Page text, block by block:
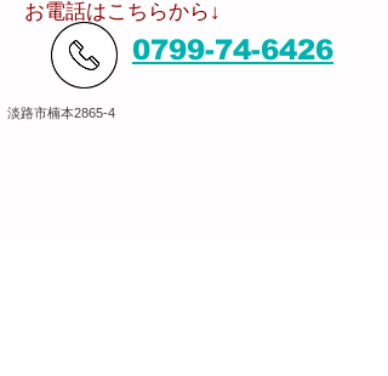
0799-74-6426
​お電話はこちらから↓
淡路市楠本2865-4